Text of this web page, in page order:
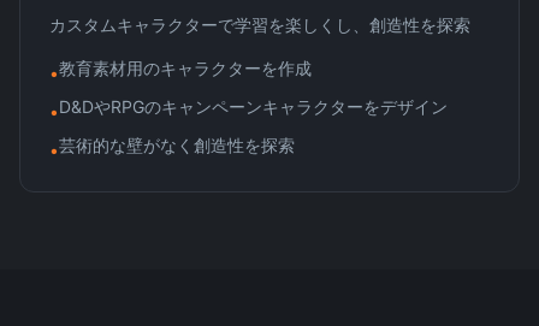
カスタムキャラクターで学習を楽しくし、創造性を探索
•教育素材用のキャラクターを作成
•D&DやRPGのキャンペーンキャラクターをデザイン
•芸術的な壁がなく創造性を探索